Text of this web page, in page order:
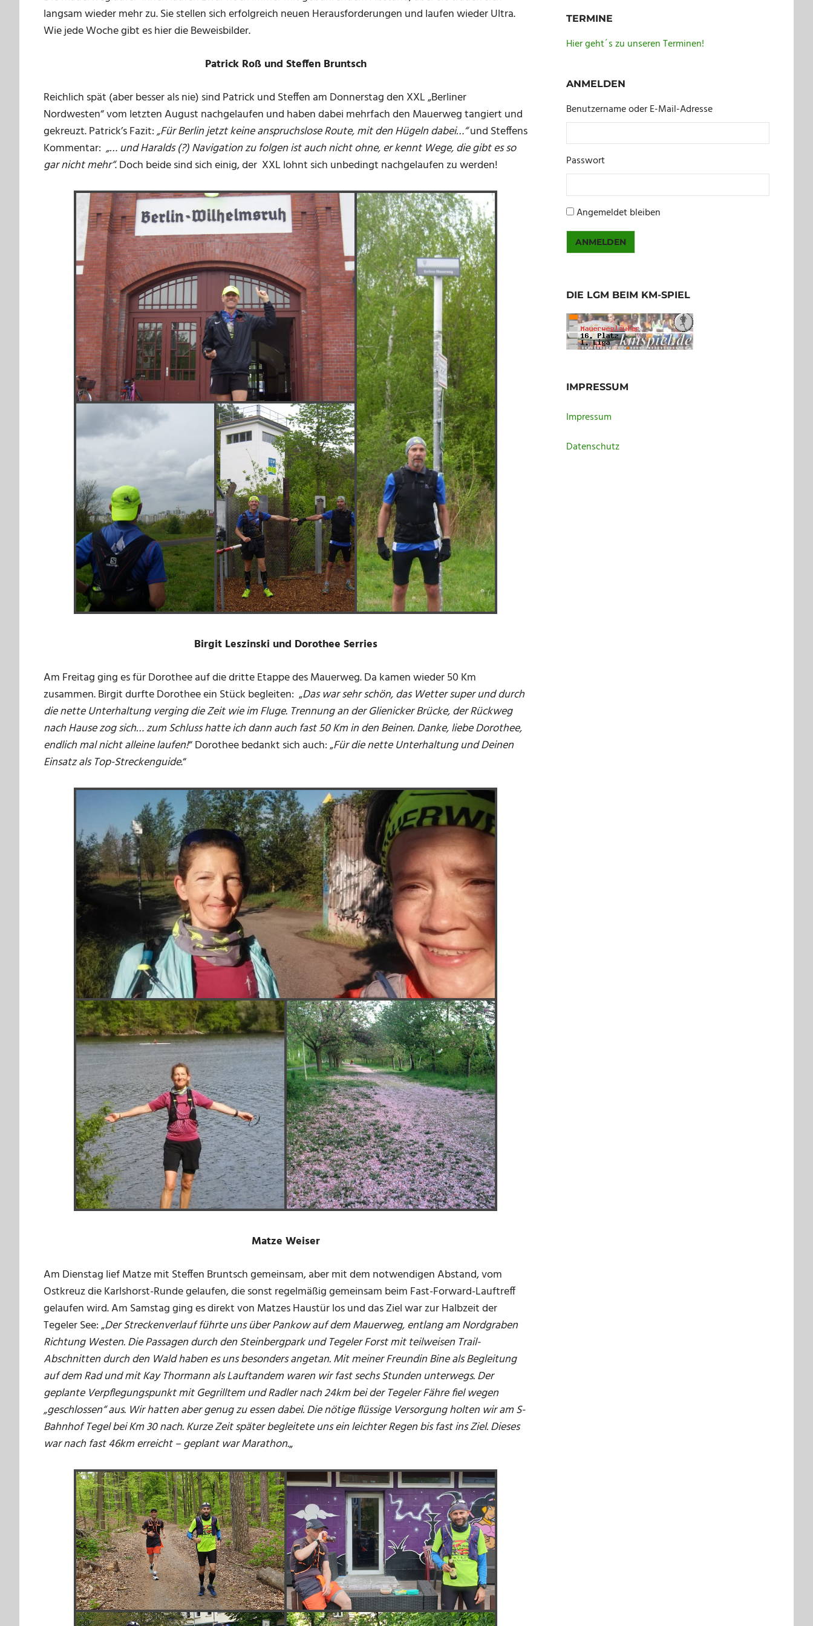
langsam wieder mehr zu. Sie stellen sich erfolgreich neuen Herausforderungen und laufen wieder Ultra.
Wie jede Woche gibt es hier die Beweisbilder.
Patrick Roß und Steffen Bruntsch
Reichlich spät (aber besser als nie) sind Patrick und Steffen am Donnerstag den XXL „Berliner
Nordwesten“ vom letzten August nachgelaufen und haben dabei mehrfach den Mauerweg tangiert und
gekreuzt. Patrick’s Fazit:„Für Berlin jetzt keine anspruchslose Route, mit den Hügeln dabei…“und Steffens
Kommentar:„… und Haralds (?) Navigation zu folgen ist auch nicht ohne, er kennt Wege, die gibt es so
gar nicht mehr“. Doch beide sind sich einig, der XXL lohnt sich unbedingt nachgelaufen zu werden!
Birgit Leszinski und Dorothee Serries
Am Freitag ging es für Dorothee auf die dritte Etappe des Mauerweg. Da kamen wieder 50 Km
zusammen. Birgit durfte Dorothee ein Stück begleiten: „Das war sehr schön, das Wetter super und durch
die nette Unterhaltung verging die Zeit wie im Fluge. Trennung an der Glienicker Brücke, der Rückweg
nach Hause zog sich… zum Schluss hatte ich dann auch fast 50 Km in den Beinen. Danke, liebe Dorothee,
endlich mal nicht alleine laufen!“ Dorothee bedankt sich auch: „Für die nette Unterhaltung und Deinen
Einsatz als Top-Streckenguide.“
Matze Weiser
Am Dienstag lief Matze mit Steffen Bruntsch gemeinsam, aber mit dem notwendigen Abstand, vom
Ostkreuz die Karlshorst-Runde gelaufen, die sonst regelmäßig gemeinsam beim Fast-Forward-Lauftreff
gelaufen wird. Am Samstag ging es direkt von Matzes Haustür los und das Ziel war zur Halbzeit der
Tegeler See: „Der Streckenverlauf führte uns über Pankow auf dem Mauerweg, entlang am Nordgraben
Richtung Westen. Die Passagen durch den Steinbergpark und Tegeler Forst mit teilweisen Trail-
Abschnitten durch den Wald haben es uns besonders angetan. Mit meiner Freundin Bine als Begleitung
auf dem Rad und mit Kay Thormann als Lauftandem waren wir fast sechs Stunden unterwegs. Der
geplante Verpflegungspunkt mit Gegrilltem und Radler nach 24km bei der Tegeler Fähre fiel wegen
„geschlossen“ aus. Wir hatten aber genug zu essen dabei. Die nötige flüssige Versorgung holten wir am S-
Bahnhof Tegel bei Km 30 nach. Kurze Zeit später begleitete uns ein leichter Regen bis fast ins Ziel. Dieses
war nach fast 46km erreicht – geplant war Marathon.„
TERMINE
Hier geht´s zu unseren Terminen!
ANMELDEN
Benutzername oder E-Mail-Adresse
Passwort
Angemeldet bleiben
ANMELDEN
DIE LGM BEIM KM-SPIEL
IMPRESSUM
Impressum
Datenschutz